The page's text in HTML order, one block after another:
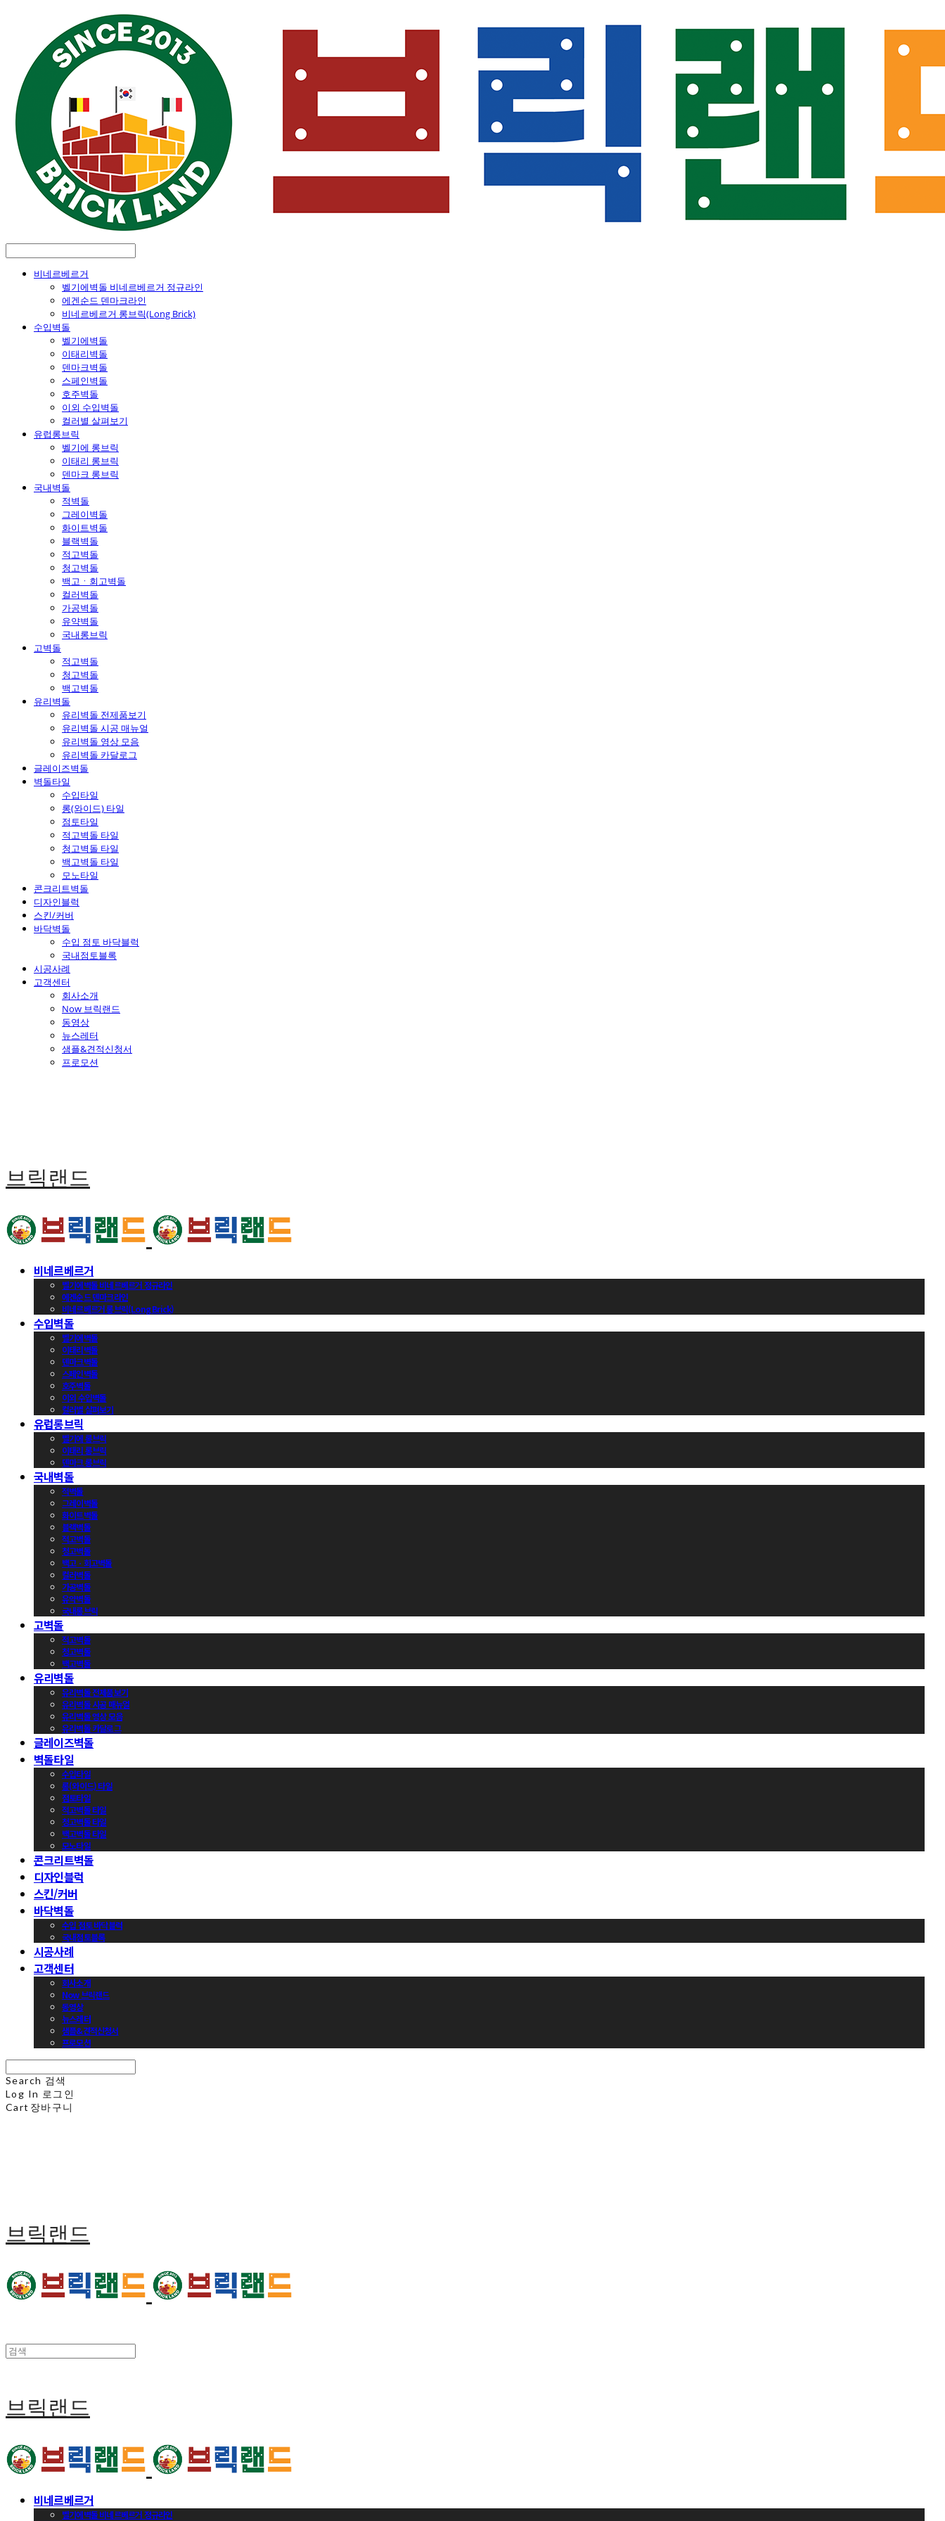
비네르베르거
벨기에벽돌 비네르베르거 정규라인
에겐순드 덴마크라인
비네르베르거 롱브릭(Long Brick)
수입벽돌
벨기에벽돌
이태리벽돌
덴마크벽돌
스페인벽돌
호주벽돌
이외 수입벽돌
컬러별 살펴보기
유럽롱브릭
벨기에 롱브릭
이태리 롱브릭
덴마크 롱브릭
국내벽돌
적벽돌
그레이벽돌
화이트벽돌
블랙벽돌
적고벽돌
청고벽돌
백고ㆍ회고벽돌
컬러벽돌
가공벽돌
유약벽돌
국내롱브릭
고벽돌
적고벽돌
청고벽돌
백고벽돌
유리벽돌
유리벽돌 전제품보기
유리벽돌 시공 매뉴얼
유리벽돌 영상 모음
유리벽돌 카달로그
글레이즈벽돌
벽돌타일
수입타일
롱(와이드) 타일
점토타일
적고벽돌 타일
청고벽돌 타일
백고벽돌 타일
모노타일
콘크리트벽돌
디자인블럭
스킨/커버
바닥벽돌
수입 점토 바닥블럭
국내점토블록
시공사례
고객센터
회사소개
Now 브릭랜드
동영상
뉴스레터
샘플&견적신청서
프로모션
브릭랜드
비네르베르거
벨기에벽돌 비네르베르거 정규라인
에겐순드 덴마크라인
비네르베르거 롱브릭(Long Brick)
수입벽돌
벨기에벽돌
이태리벽돌
덴마크벽돌
스페인벽돌
호주벽돌
이외 수입벽돌
컬러별 살펴보기
유럽롱브릭
벨기에 롱브릭
이태리 롱브릭
덴마크 롱브릭
국내벽돌
적벽돌
그레이벽돌
화이트벽돌
블랙벽돌
적고벽돌
청고벽돌
백고ㆍ회고벽돌
컬러벽돌
가공벽돌
유약벽돌
국내롱브릭
고벽돌
적고벽돌
청고벽돌
백고벽돌
유리벽돌
유리벽돌 전제품보기
유리벽돌 시공 매뉴얼
유리벽돌 영상 모음
유리벽돌 카달로그
글레이즈벽돌
벽돌타일
수입타일
롱(와이드) 타일
점토타일
적고벽돌 타일
청고벽돌 타일
백고벽돌 타일
모노타일
콘크리트벽돌
디자인블럭
스킨/커버
바닥벽돌
수입 점토 바닥블럭
국내점토블록
시공사례
고객센터
회사소개
Now 브릭랜드
동영상
뉴스레터
샘플&견적신청서
프로모션
Search 검색
Log In 로그인
Cart 장바구니
브릭랜드
브릭랜드
비네르베르거
벨기에벽돌 비네르베르거 정규라인